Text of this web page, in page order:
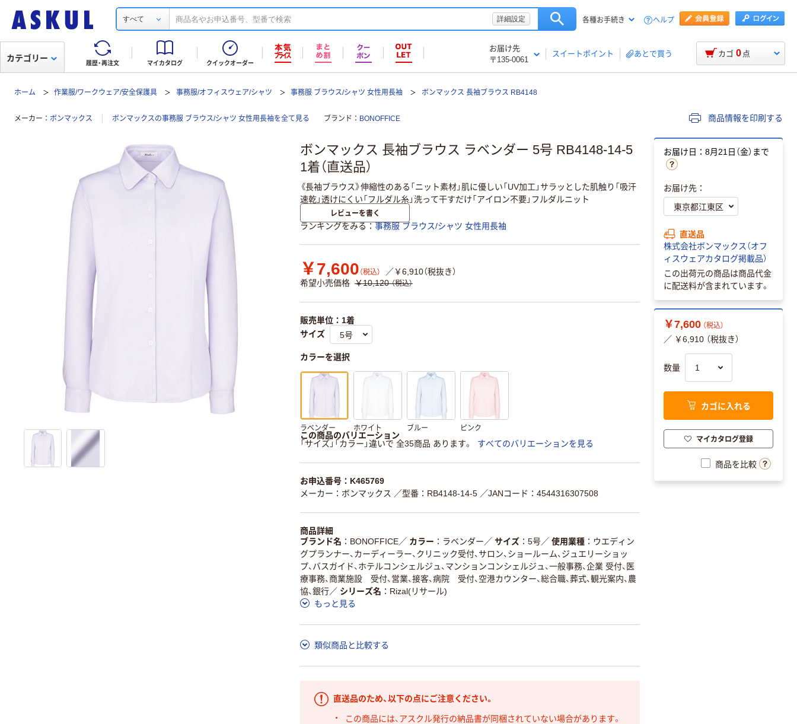
すべて 詳細設定 各種お手続き ヘルプ
履歴・再注文 マイカタログ クイックオーダー
お届け先
〒135-0061
スイートポイント あとで買う
カテゴリー カゴ 0 点
ホーム 作業服/ワークウェア/安全保護具 事務服/オフィスウェア/シャツ 事務服 ブラウス/シャツ 女性用長袖 ボンマックス 長袖ブラウス RB4148
メーカー ボンマックス ボンマックスの事務服 ブラウス/シャツ 女性用長袖を全て見る ブランド BONOFFICE 商品情報を印刷する
ボンマックス 長袖ブラウス ラベンダー 5号 RB4148-14-5
1着（直送品）
《長袖ブラウス》伸縮性のある「ニット素材」肌に優しい「UV加工」サラッとした肌触り「吸汗
速乾」透けにくい「フルダル糸」洗って干すだけ「アイロン不要」フルダルニット
レビューを書く
ランキングをみる 事務服 ブラウス/シャツ 女性用長袖
￥7,600 （税込）
／￥6,910（税抜き）
希望小売価格 ￥10,120 （税込）
販売単位：1着
サイズ
カラーを選択
ラベンダー ホワイト ブルー ピンク
この商品のバリエーション
「サイズ」「カラー」違いで 全35商品 あります。
すべてのバリエーションを見る
お申込番号：K465769
メーカー：ボンマックス ／型番：RB4148-14-5 ／JANコード：4544316307508
商品詳細
ブランド名
BONOFFICE／ カラー ラベンダー ／ サイズ 5号／ 使用業種
ウエディン
グプランナー、カーディーラー、クリニック受付、サロン、ショールーム、ジュエリーショッ
プ、バスガイド、ホテルコンシェルジュ、マンションコンシェルジュ、一般事務、企業 受付、医
療事務、商業施設 受付、営業、接客、病院 受付、空港カウンター、総合職、葬式、観光案内、農
協、銀行／ シリーズ名
Rizal(リサール)
もっと見る
類似商品と比較する
直送品のため、以下の点にご注意ください。
この商品には、アスクル発行の納品書が同梱されていない場合があります。
お届け日：8月21日（金）まで
お届け先：
直送品
株式会社ボンマックス（オフ
ィスウェアカタログ掲載品）
この出荷元の商品は商品代金
に配送料が含まれています。
￥7,600 （税込）
／ ￥6,910 （税抜き）
数量
カゴに入れる
マイカタログ登録
商品を比較